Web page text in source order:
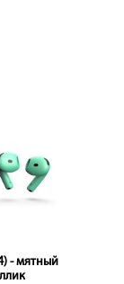
- мятный